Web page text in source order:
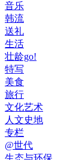
音乐
韩流
送礼
生活
壮龄go!
特写
美食
旅行
文化艺术
人文史地
专栏
@世代
生态与环保